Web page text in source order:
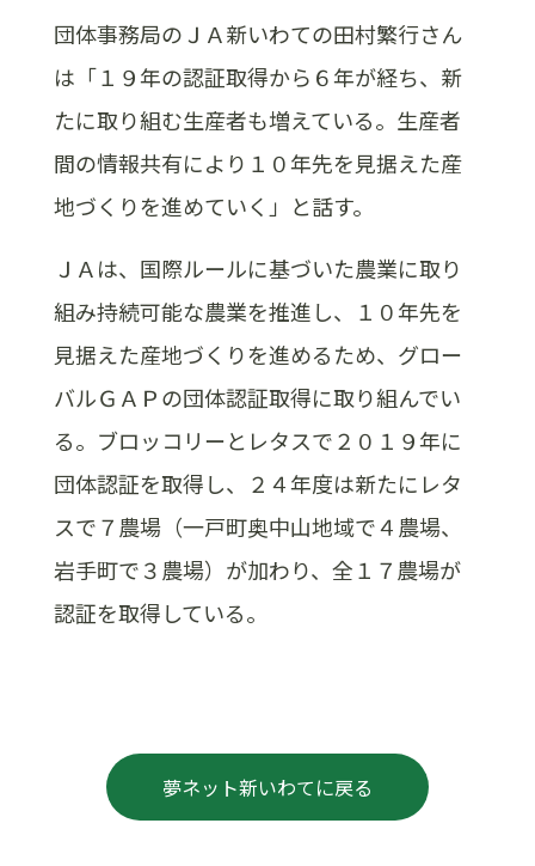
団体事務局のＪＡ新いわての田村繁行さん
は「１９年の認証取得から６年が経ち、新
たに取り組む生産者も増えている。生産者
間の情報共有により１０年先を見据えた産
地づくりを進めていく」と話す。
ＪＡは、国際ルールに基づいた農業に取り
組み持続可能な農業を推進し、１０年先を
見据えた産地づくりを進めるため、グロー
バルＧＡＰの団体認証取得に取り組んでい
る。ブロッコリーとレタスで２０１９年に
団体認証を取得し、２４年度は新たにレタ
スで７農場（一戸町奥中山地域で４農場、
岩手町で３農場）が加わり、全１７農場が
認証を取得している。
夢ネット新いわてに戻る